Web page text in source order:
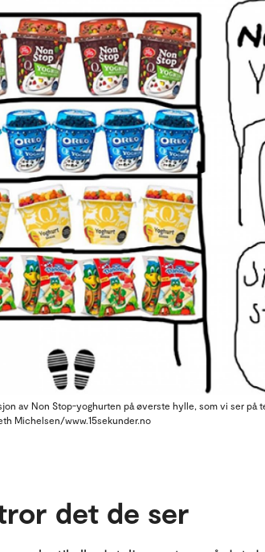
av Non Stop-yoghurten på øverste hylle, som vi ser på
Michelsen/www.15sekunder.no
det de ser